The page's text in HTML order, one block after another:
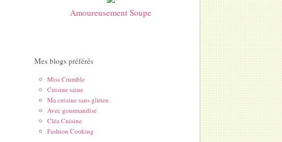
Amoureusement Soupe
Mes blogs préférés
Miss Crumble
Cuisine saine
Ma cuisine sans gluten
Avec gourmandise
Cléa Cuisine
Fashion Cooking